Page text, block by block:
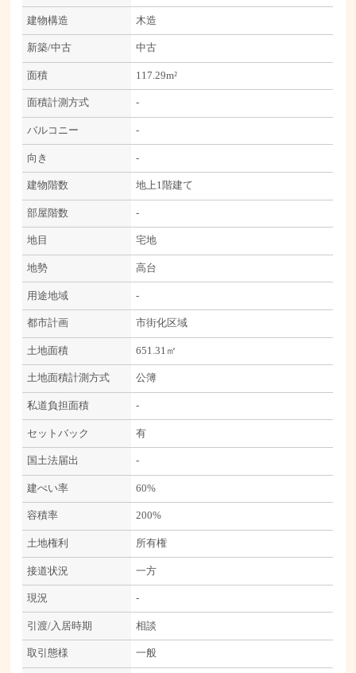
建物構造 木造
新築/中古 中古
面積 117.29m²
面積計測方式 -
バルコニー -
向き -
建物階数 地上1階建て
部屋階数 -
地目 宅地
地勢 高台
用途地域 -
都市計画 市街化区域
土地面積 651.31㎡
土地面積計測方式 公簿
私道負担面積 -
セットバック 有
国土法届出 -
建ぺい率 60%
容積率 200%
土地権利 所有権
接道状況 一方
現況 -
引渡/入居時期 相談
取引態様 一般